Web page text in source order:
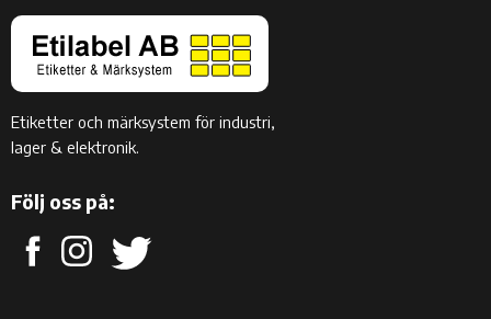
Etiketter och märksystem för industri,
lager & elektronik.
Följ oss på: